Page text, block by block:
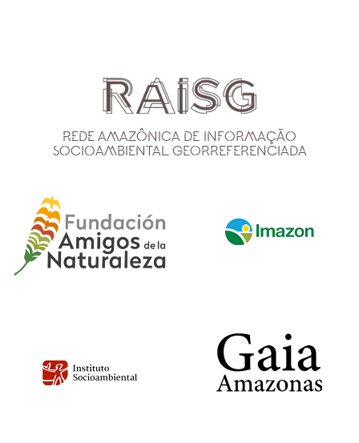
Rede Amazônica de Informação
Socioambiental Georreferenciada